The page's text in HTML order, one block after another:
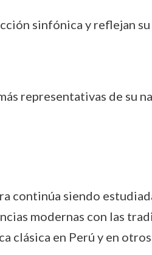
sinfónica y reflejan
representativas de su
continúa siendo
modernas con las
clásica en Perú y en